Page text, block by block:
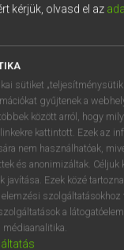
terminológiai
a teljes szócikk
BELÉPÉS
kérjük, olvasd el az
sütiket
gyűjtenek a
között arról, hogy
kattintott. Ezek az
nem használhatóak,
és anonimizáltak. Céljuk
javítása. Ezek közé
szolgáltatásokhoz
a
u i o
l é á
m , .